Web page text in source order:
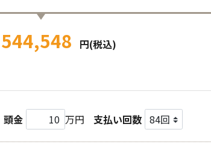
544,548 円(税込)
頭金 万円 支払い回数